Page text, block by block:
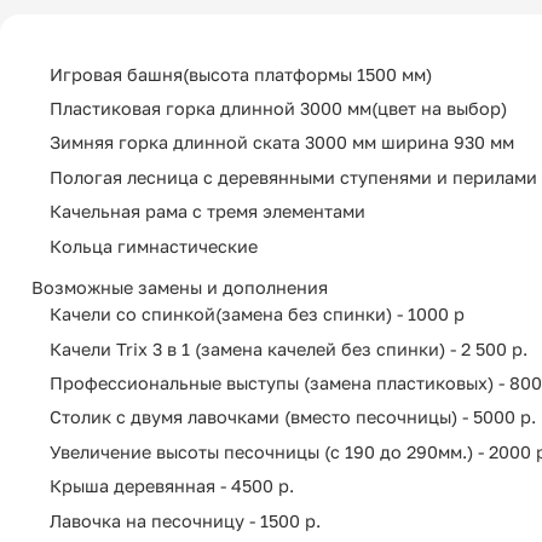
Игровая башня(высота платформы 1500 мм)
Пластиковая горка длинной 3000 мм(цвет на выбор)
Зимняя горка длинной ската 3000 мм ширина 930 мм
Пологая лесница с деревянными ступенями и перилами
Качельная рама с тремя элементами
Кольца гимнастические
Возможные замены и дополнения
Качели со спинкой(замена без спинки) - 1000 р
Качели Trix 3 в 1 (замена качелей без спинки) - 2 500 р.
Профессиональные выступы (замена пластиковых) -
Столик с двумя лавочками (вместо песочницы) - 5000 р.
Увеличение высоты песочницы (с 190 до 290мм.) - 2000
Крыша деревянная - 4500 р.
Лавочка на песочницу - 1500 р.